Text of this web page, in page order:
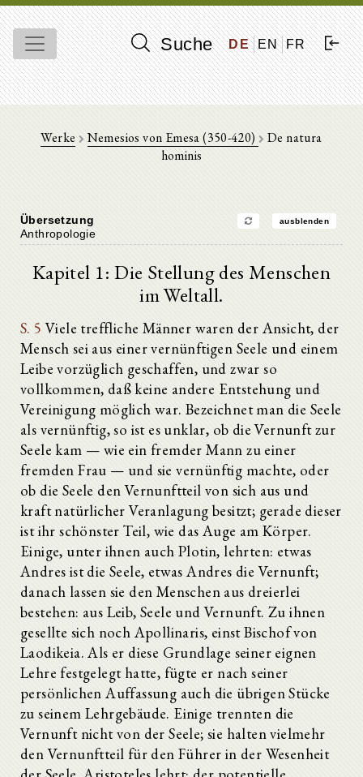
Suche DE EN FR
Werke Nemesios von Emesa (350-420) De natura
hominis
Übersetzung ausblenden
Anthropologie
Kapitel 1: Die Stellung des Menschen
im Weltall.
S. 5 Viele treffliche Männer waren der Ansicht, der
Mensch sei aus einer vernünftigen Seele und einem
Leibe vorzüglich geschaffen, und zwar so
vollkommen, daß keine andere Entstehung und
Vereinigung möglich war. Bezeichnet man die Seele
als vernünftig, so ist es unklar, ob die Vernunft zur
Seele kam — wie ein fremder Mann zu einer
fremden Frau — und sie vernünftig machte, oder
ob die Seele den Vernunftteil von sich aus und
kraft natürlicher Veranlagung besitzt; gerade dieser
ist ihr schönster Teil, wie das Auge am Körper.
Einige, unter ihnen auch Plotin, lehrten: etwas
Andres ist die Seele, etwas Andres die Vernunft;
danach lassen sie den Menschen aus dreierlei
bestehen: aus Leib, Seele und Vernunft. Zu ihnen
gesellte sich noch Apollinaris, einst Bischof von
Laodikeia. Als er diese Grundlage seiner eignen
Lehre festgelegt hatte, fügte er nach seiner
persönlichen Auffassung auch die übrigen Stücke
zu seinem Lehrgebäude. Einige trennten die
Vernunft nicht von der Seele; sie halten vielmehr
den Vernunftteil für den Führer in der Wesenheit